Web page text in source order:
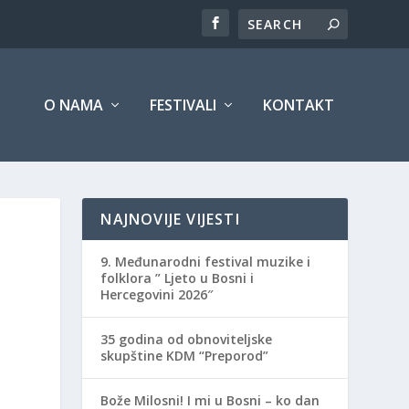
O NAMA FESTIVALI KONTAKT
NAJNOVIJE VIJESTI
9. Međunarodni festival muzike i
folklora ” Ljeto u Bosni i
Hercegovini 2026″
35 godina od obnoviteljske
skupštine KDM “Preporod”
Bože Milosni! I mi u Bosni – ko dan